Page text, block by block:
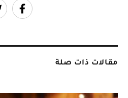
مقالات ذات صلة